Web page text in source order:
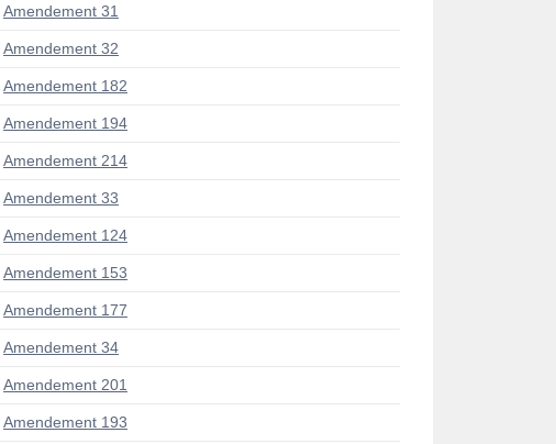
Amendement 31
Amendement 32
Amendement 182
Amendement 194
Amendement 214
Amendement 33
Amendement 124
Amendement 153
Amendement 177
Amendement 34
Amendement 201
Amendement 193